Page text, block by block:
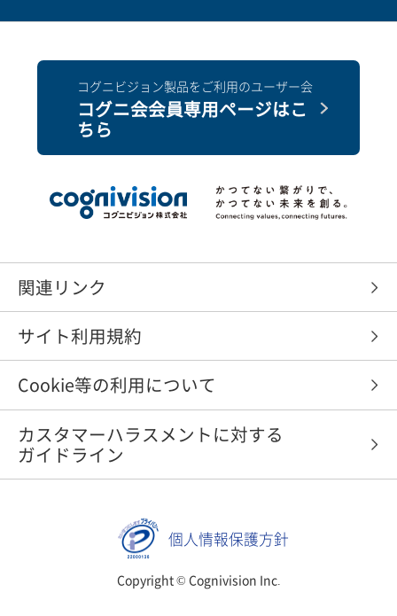
コグニビジョン製品をご利用のユーザー会
コグニ会会員専用ページはこ
ちら
関連リンク
サイト利用規約
Cookie等の利用について
カスタマーハラスメントに対する
ガイドライン
個人情報保護方針
Copyright © Cognivision Inc.